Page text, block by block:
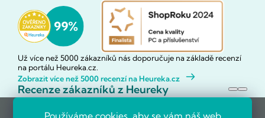
Používáme cookies, aby se vám náš web
Už více než 5000 zákazníků nás doporučuje na základě recenzí
na portálu Heureka.cz.
Zobrazit více než 5000 recenzí na Heureka.cz
Recenze zákazníků z Heureky